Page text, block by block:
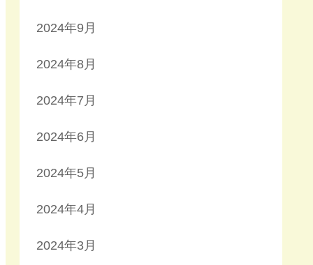
2024年9月
2024年8月
2024年7月
2024年6月
2024年5月
2024年4月
2024年3月